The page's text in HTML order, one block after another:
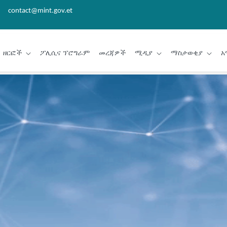
contact@mint.gov.et
ዘርፎች ፖሊሲና ፕሮግራም መረጃዎች ሚዲያ ማስታወቂያ